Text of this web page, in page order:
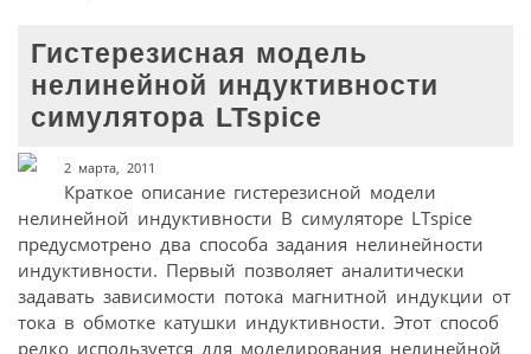
Гистерезисная модель
нелинейной индуктивности
симулятора LTspice
2 марта, 2011
Краткое описание гистерезисной модели
нелинейной индуктивности В симуляторе LTspice
предусмотрено два способа задания нелинейности
индуктивности. Первый позволяет аналитически
задавать зависимости потока магнитной индукции от
тока в обмотке катушки индуктивности. Этот способ
редко используется для моделирования нелинейной